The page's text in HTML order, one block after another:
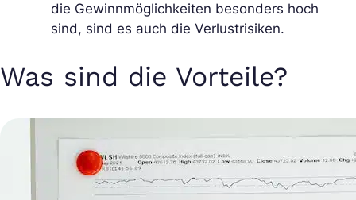
die Gewinnmöglichkeiten besonders hoch
sind, sind es auch die Verlustrisiken.
Was sind die Vorteile?